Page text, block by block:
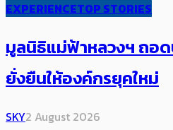
EXPERIENCETOP STORIES
มูลนิธิแม่ฟ้าหลวงฯ ถอ
ยั่งยืนให้องค์กรยุคใหม่
SKY2 August 2026